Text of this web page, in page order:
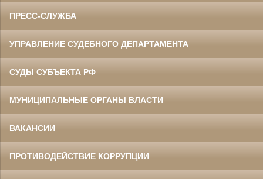
ПРЕСС-СЛУЖБА
УПРАВЛЕНИЕ СУДЕБНОГО ДЕПАРТАМЕНТА
СУДЫ СУБЪЕКТА РФ
МУНИЦИПАЛЬНЫЕ ОРГАНЫ ВЛАСТИ
ВАКАНСИИ
ПРОТИВОДЕЙСТВИЕ КОРРУПЦИИ